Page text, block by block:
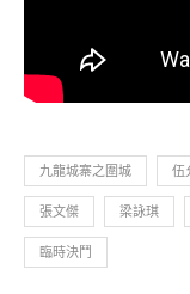
九龍城寨之圍城 伍
張文傑 梁詠琪
臨時決鬥